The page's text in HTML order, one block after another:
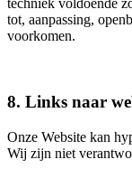
techniek voldoende
tot, aanpassing,
voorkomen.
8. Links naar
Onze Website kan
Wij zijn niet